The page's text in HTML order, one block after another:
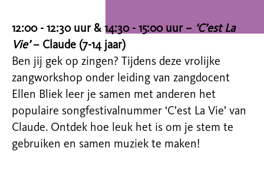
12:00 - 12:30 uur & 14:30 - 15:00 uur – ‘C’est La
Vie’– Claude (7-14 jaar)
Ben jij gek op zingen? Tijdens deze vrolijke
zangworkshop onder leiding van zangdocent
Ellen Bliek leer je samen met anderen het
populaire songfestivalnummer ‘C’est La Vie’ van
Claude. Ontdek hoe leuk het is om je stem te
gebruiken en samen muziek te maken!